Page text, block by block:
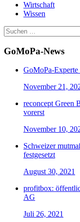
Wirtschaft
Wissen
Suchen
nach:
GoMoPa-News
GoMoPa-
November 21,
reconcept Green
vorerst
November 10,
Schweizer
festgesetzt
August 30, 2021
profitbox:
AG
Juli 26, 2021